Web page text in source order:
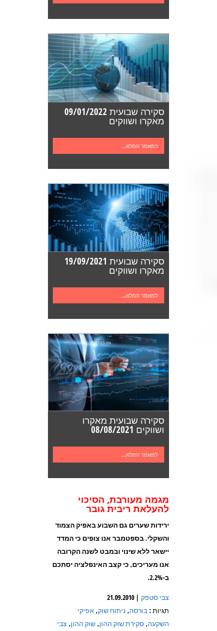
סקירה שבועית 09/01/2022
מאקרו ושווקים
למאמר המלא...
סקירה שבועית 19/09/2021
מאקרו ושווקים
למאמר המלא...
סקירה שבועית מאקרו
ושווקים 08/08/2021
למאמר המלא...
מגמה מעורבת, הסיכוי
להעלאת ריבית גובר
ירידות שערים גם השבוע באפיק הצמוד
והשקלי. בספטמבר אנו צופים כי המדד
יישאר ללא שינוי ובמבט לשנה הקרובה
אנו מעריכים, כי קצב האינפלציה יסתכם
ב-2.2%
.
צבי סטפק | 21.09.2010
תגיות : בורסה, ניתוח שוק, אפיקי
השקעה, סקירת שוק ההון, שוק ההון, צבי